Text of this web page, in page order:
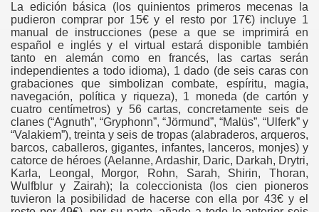
La edición básica (los quinientos primeros mecenas la
pudieron comprar por 15€ y el resto por 17€) incluye 1
manual de instrucciones (pese a que se imprimirá en
español e inglés y el virtual estará disponible también
tanto en alemán como en francés, las cartas serán
independientes a todo idioma), 1 dado (de seis caras con
grabaciones que simbolizan combate, espíritu, magia,
navegación, política y riqueza), 1 moneda (de cartón y
cuatro centímetros) y 56 cartas, concretamente seis de
clanes (“Agnuth”, “Gryphonn”, “Jörmund”, “Malüs”, “Ulferk” y
“Valakiem”), treinta y seis de tropas (alabraderos, arqueros,
barcos, caballeros, gigantes, infantes, lanceros, monjes) y
catorce de héroes (Aelanne, Ardashir, Daric, Darkah, Drytri,
Karla, Leongal, Morgor, Rohn, Sarah, Shirin, Thoran,
Wulfblur y Zairah); la coleccionista (los cien pioneros
tuvieron la posibilidad de hacerse con ella por 43€ y el